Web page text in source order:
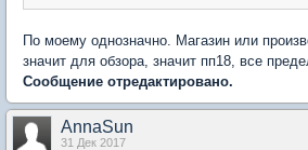
По моему однозначно. Магазин или
значит для обзора, значит пп18, все
Сообщение отредактировано.
AnnaSun
31 Дек 2017